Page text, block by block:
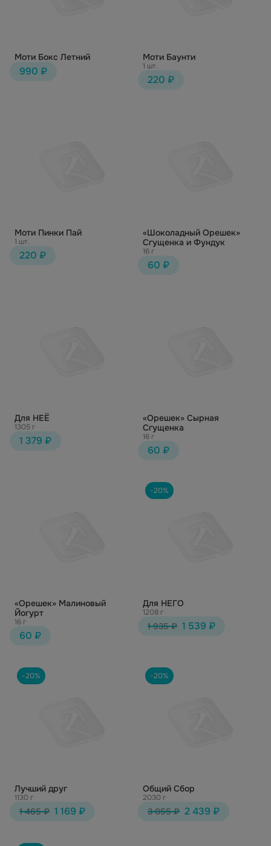
Моти Бокс Летний
990 ₽
Моти Баунти
1 шт.
220 ₽
Моти Пинки Пай
1 шт.
220 ₽
«Шоколадный Орешек»
Сгущенка и Фундук
16 г
60 ₽
Для НЕЁ
1305 г
1 379 ₽
«Орешек» Сырная
Сгущенка
16 г
60 ₽
«Орешек» Малиновый
Йогурт
16 г
60 ₽
-20%
Для НЕГО
1208 г
1 935 ₽ 1 539 ₽
-20%
Лучший друг
1130 г
1 465 ₽ 1 169 ₽
-20%
Общий Сбор
2030 г
3 055 ₽ 2 439 ₽